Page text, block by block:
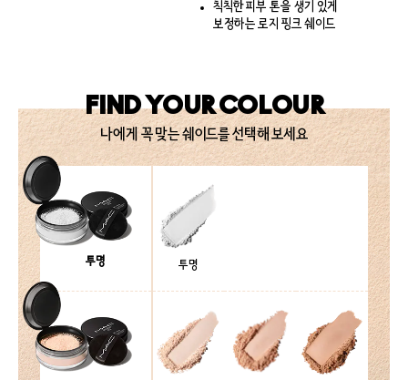
칙칙한 피부 톤을 생기 있게
보정하는 로지 핑크 쉐이드
FIND YOUR COLOUR
나에게 꼭 맞는 쉐이드를 선택해 보세요
투명 투명